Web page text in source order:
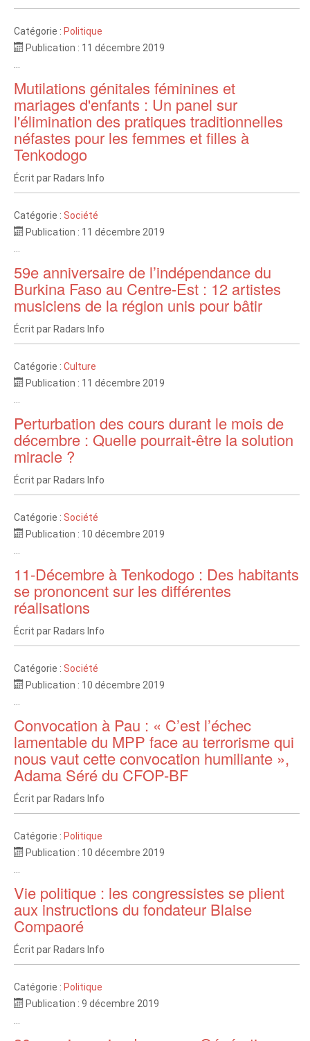
Catégorie : Politique
Publication : 11 décembre 2019
Mutilations génitales féminines et
mariages d'enfants : Un panel sur
l'élimination des pratiques traditionnelles
néfastes pour les femmes et filles à
Tenkodogo
Écrit par Radars Info
Catégorie : Société
Publication : 11 décembre 2019
59e anniversaire de l’indépendance du
Burkina Faso au Centre-Est : 12 artistes
musiciens de la région unis pour bâtir
Écrit par Radars Info
Catégorie : Culture
Publication : 11 décembre 2019
Perturbation des cours durant le mois de
décembre : Quelle pourrait-être la solution
miracle ?
Écrit par Radars Info
Catégorie : Société
Publication : 10 décembre 2019
11-Décembre à Tenkodogo : Des habitants
se prononcent sur les différentes
réalisations
Écrit par Radars Info
Catégorie : Société
Publication : 10 décembre 2019
Convocation à Pau : « C’est l’échec
lamentable du MPP face au terrorisme qui
nous vaut cette convocation humiliante »,
Adama Séré du CFOP-BF
Écrit par Radars Info
Catégorie : Politique
Publication : 10 décembre 2019
Vie politique : les congressistes se plient
aux instructions du fondateur Blaise
Compaoré
Écrit par Radars Info
Catégorie : Politique
Publication : 9 décembre 2019